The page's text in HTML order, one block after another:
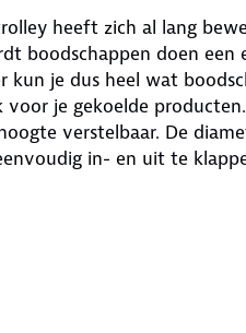
heeft zich al lang
boodschappen doen
kun je dus heel wat
je gekoelde
verstelbaar. De
in- en uit te